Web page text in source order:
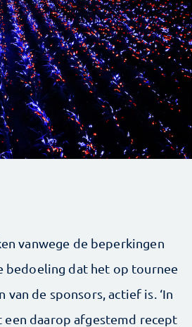
vanwege de beperkingen
bedoeling dat het op tournee
de sponsors, actief is. ‘In
een daarop afgestemd recept